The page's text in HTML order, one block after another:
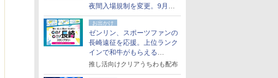
夜間入場規制を変更。9月か
ら18時50分～20時ごろに
お出かけ
ゼンリン、スポーツファンの
長崎遠征を応援。上位ランク
インで和牛がもらえる
「GO！GO！長崎スタンプラ
推し活向けクリアうちわも配布